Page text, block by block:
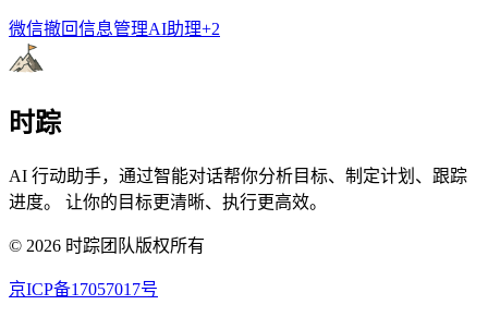
微信撤回信息管理AI助理+2
时踪
AI 行动助手，通过智能对话帮你分析目标、制定计划、跟踪
进度。 让你的目标更清晰、执行更高效。
© 2026 时踪团队版权所有
京ICP备17057017号